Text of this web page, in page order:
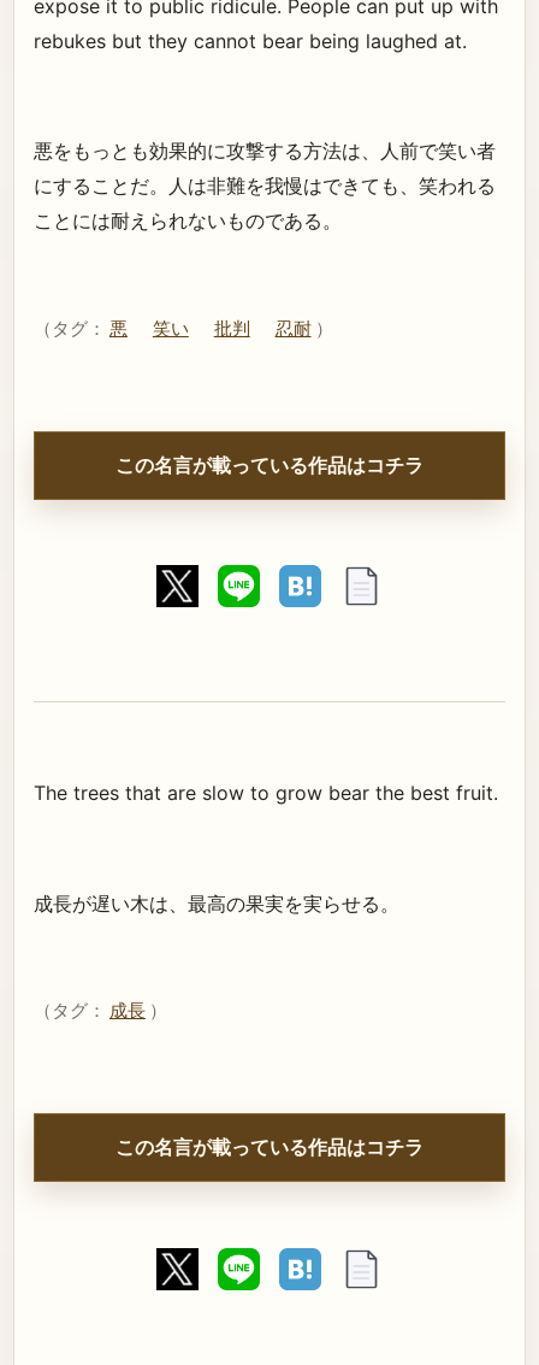
expose it to public ridicule. People can put up with
rebukes but they cannot bear being laughed at.
悪をもっとも効果的に攻撃する方法は、人前で笑い者
にすることだ。人は非難を我慢はできても、笑われる
ことには耐えられないものである。
（タグ： 悪 笑い 批判 忍耐 ）
この名言が載っている作品はコチラ
The trees that are slow to grow bear the best fruit.
成長が遅い木は、最高の果実を実らせる。
（タグ： 成長 ）
この名言が載っている作品はコチラ